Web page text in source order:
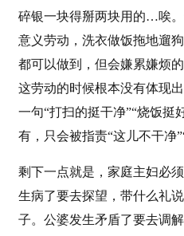
碎银一块得掰两块用的…唉
意义劳动，洗衣做饭拖地遛
都可以做到，但会嫌累嫌烦
这劳动的时候根本没有体现
一句“打扫的挺干净”“烧饭
有，只会被指责“这儿不干净
剩下一点就是，家庭主妇必
生病了要去探望，带什么礼
子。公婆发生矛盾了要去调